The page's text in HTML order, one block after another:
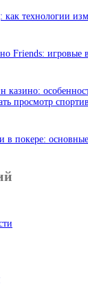
как технологии
Friends: игровые
казино:
в покере: